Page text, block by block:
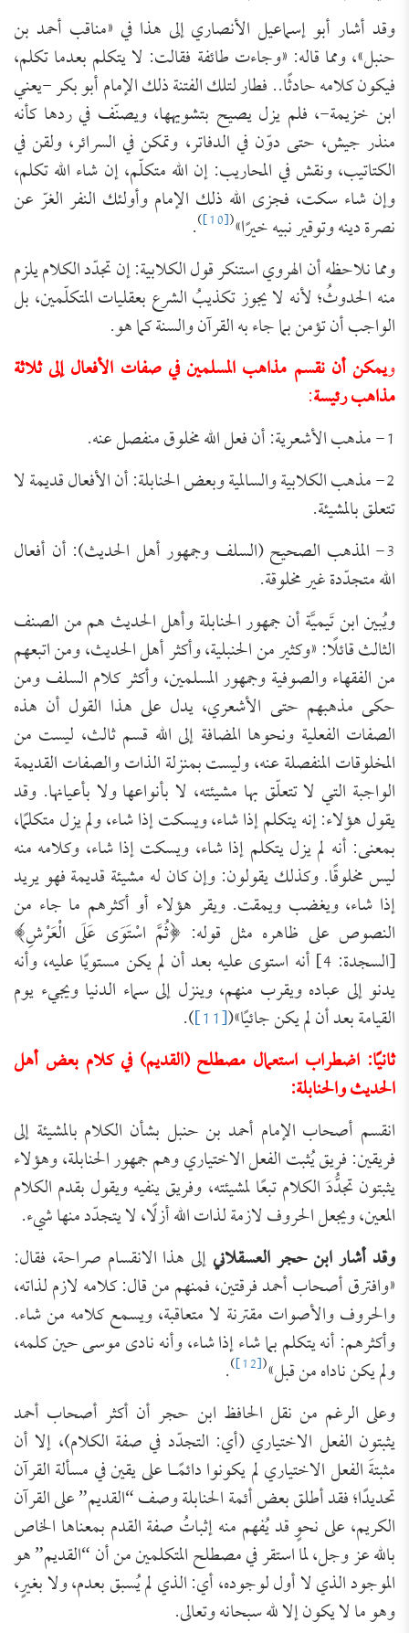
وقد أشار أبو إسماعيل الأنصاري إلى هذا في «مناقب أحمد بن
حنبل»، ومما قاله: «وجاءت طائفة فقالت: لا يتكلم بعدما تكلم،
فيكون كلامه حادثًا.. فطار لتلك الفتنة ذلك الإمام أبو بكر -يعني
ابن خزيمة-، فلم يزل يصيح بتشويهها، ويصنّف في ردها كأنه
منذر جيش، حتى دوّن في الدفاتر، وتمكن في السرائر، ولقن في
الكتاتيب، ونقش في المحاريب: إن الله متكلّم، إن شاء الله تكلم،
وإن شاء سكت، فجزى الله ذلك الإمام وأولئك النفر الغرّ عن
نصرة دينه وتوقير نبيه خيرًا»(
[10]
)
.
ومما نلاحظه أن الهروي استنكر قول الكلابية: إن تجدّد الكلام يلزم
منه الحدوثُ؛ لأنه لا يجوز تكذيبُ الشرع بعقليات المتكلّمين، بل
الواجب أن تؤمن بما جاء به القرآن والسنة كما هو.
ويمكن أن نقسم مذاهب المسلمين في صفات الأفعال إلى ثلاثة
مذاهب رئيسة:
1- مذهب الأشعرية: أن فعل الله مخلوق منفصل عنه.
2- مذهب الكلابية والسالمية وبعض الحنابلة: أن الأفعال قديمة لا
تتعلق بالمشيئة.
3- المذهب الصحيح (السلف وجمهور أهل الحديث): أن أفعال
الله متجدّدة غير مخلوقة.
ويُبين ابن تَيميَّة أن جمهور الحنابلة وأهل الحديث هم من الصنف
الثالث قائلًا: «وكثير من الحنبلية، وأكثر أهل الحديث، ومن اتبعهم
من الفقهاء والصوفية وجمهور المسلمين، وأكثر كلام السلف ومن
حكى مذهبهم حتى الأشعري، يدل على هذا القول أن هذه
الصفات الفعلية ونحوها المضافة إلى الله ‏قسم ثالث‏، ليست من
المخلوقات المنفصلة عنه، وليست بمنزلة الذات والصفات القديمة
الواجبة التي لا تتعلّق بها مشيئته، لا بأنواعها ولا بأعيانها‏.‏ وقد
يقول هؤلاء‏:‏ إنه يتكلم إذا شاء، ويسكت إذا شاء، ولم يزل متكلمًا،
بمعنى: أنه لم يزل يتكلم إذا شاء، ويسكت إذا شاء، وكلامه منه
ليس مخلوقًا‏.‏ وكذلك يقولون‏:‏ وإن كان له مشيئة قديمة فهو يريد
إذا شاء، ويغضب ويمقت‏.‏ ويقر هؤلاء أو أكثرهم ما جاء من
النصوص على ظاهره مثل قوله‏:‏ ‏﴿ثُمَّ اسْتَوَى عَلَى الْعَرْشِ﴾
[السجدة: 4] أنه استوى عليه بعد أن لم يكن مستويًا عليه، وأنه
يدنو إلى عباده ويقرب منهم، وينزل إلى سماء الدنيا ويجيء يوم
القيامة بعد أن لم يكن جائيًا‏»([11]
).
ثانيًا: اضطراب استعمال مصطلح (القديم) في كلام بعض أهل
الحديث والحنابلة:
انقسم أصحاب الإمام أحمد بن حنبل بشأن الكلام بالمشيئة إلى
فريقين: فريق يُثبت الفعل الاختياري وهم جمهور الحنابلة، وهؤلاء
يثبتون تجدُّدَ الكلام تبعًا لمشيئته، وفريق ينفيه ويقول بقدم الكلام
المعين، ويجعل الحروف لازمة لذات الله أزلًا، لا يتجدّد منها شيء.
وقد أشار ابن حجر العسقلانيإلى هذا الانقسام صراحة، فقال:
«وافترق أصحاب أحمد فرقتين، فمنهم من قال: كلامه لازم لذاته،
والحروف والأصوات مقترنة لا متعاقبة، ويسمع كلامه من شاء.
وأكثرهم: أنه يتكلم بما شاء إذا شاء، وأنه نادى موسى حين كلمه،
ولم يكن ناداه من قبل»(
[12]
)
.
وعلى الرغم من نقل الحافظ ابن حجر أن أكثر أصحاب أحمد
يثبتون الفعل الاختياري (أي: التجدّد في صفة الكلام)، إلا أن
مثبتةَ الفعل الاختياري لم يكونوا دائمًـا على يقين في مسألة القرآن
تحديدًا؛ فقد أطلق بعض أئمة الحنابلة وصف “القديم” على القرآن
الكريم، على نحوٍ قد يُفهم منه إثباتُ صفة القدم بمعناها الخاص
بالله عز وجل، لما استقر في مصطلح المتكلمين من أن “القديم” هو
الموجود الذي لا أول لوجوده، أي: الذي لم يُسبق بعدم، ولا بغيرٍ،
وهو ما لا يكون إلا لله سبحانه وتعالى.